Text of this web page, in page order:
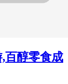
百醇零食成